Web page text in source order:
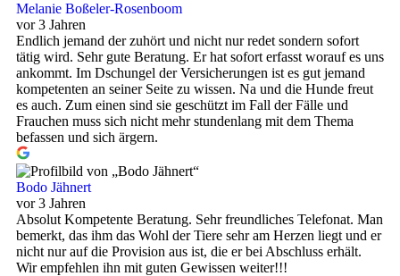
Melanie Boßeler-Rosenboom
vor 3 Jahren
Endlich jemand der zuhört und nicht nur redet sondern sofort
tätig wird. Sehr gute Beratung. Er hat sofort erfasst worauf es uns
ankommt. Im Dschungel der Versicherungen ist es gut jemand
kompetenten an seiner Seite zu wissen. Na und die Hunde freut
es auch. Zum einen sind sie geschützt im Fall der Fälle und
Frauchen muss sich nicht mehr stundenlang mit dem Thema
befassen und sich ärgern.
Bodo Jähnert
vor 3 Jahren
Absolut Kompetente Beratung. Sehr freundliches Telefonat. Man
bemerkt, das ihm das Wohl der Tiere sehr am Herzen liegt und er
nicht nur auf die Provision aus ist, die er bei Abschluss erhält.
Wir empfehlen ihn mit guten Gewissen weiter!!!